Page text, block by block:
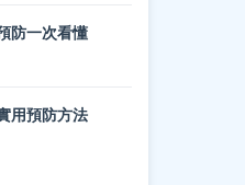
防一次看懂
用預防方法